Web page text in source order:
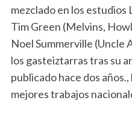
mezclado en los
Tim Green (Melvins,
Noel Summerville (Uncle
los gasteiztarras tras su
publicado hace dos
mejores trabajos